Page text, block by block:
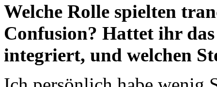
Welche Rolle spielten
Confusion? Hattet ihr
integriert, und welchen